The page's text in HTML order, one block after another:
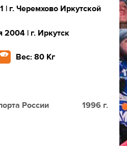
| г. Черемхово Иркутской
2004 | г. Иркутск
Вес: 80 Кг
России 1996 г.